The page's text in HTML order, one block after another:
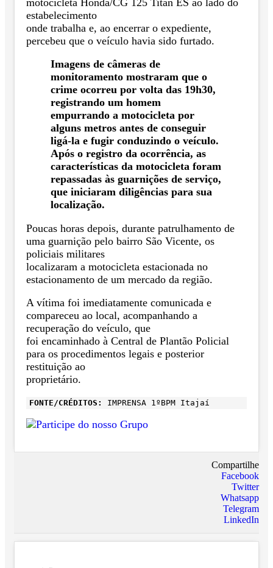
estabelecimento
onde trabalha e, ao encerrar o expediente,
percebeu que o veículo havia sido furtado.
Imagens de câmeras de
monitoramento mostraram que o
crime ocorreu por volta das 19h30,
registrando um homem
empurrando a motocicleta por
alguns metros antes de conseguir
ligá-la e fugir conduzindo o veículo.
Após o registro da ocorrência, as
características da motocicleta foram
repassadas às guarnições de serviço,
que iniciaram diligências para sua
localização.
Poucas horas depois, durante patrulhamento de
uma guarnição pelo bairro São Vicente, os
policiais militares
localizaram a motocicleta estacionada no
estacionamento de um mercado da região.
A vítima foi imediatamente comunicada e
compareceu ao local, acompanhando a
recuperação do veículo, que
foi encaminhado à Central de Plantão Policial
para os procedimentos legais e posterior
restituição ao
proprietário.
FONTE/CRÉDITOS: IMPRENSA 1ºBPM Itajaí
Compartilhe
Facebook
Twitter
Whatsapp
Telegram
LinkedIn